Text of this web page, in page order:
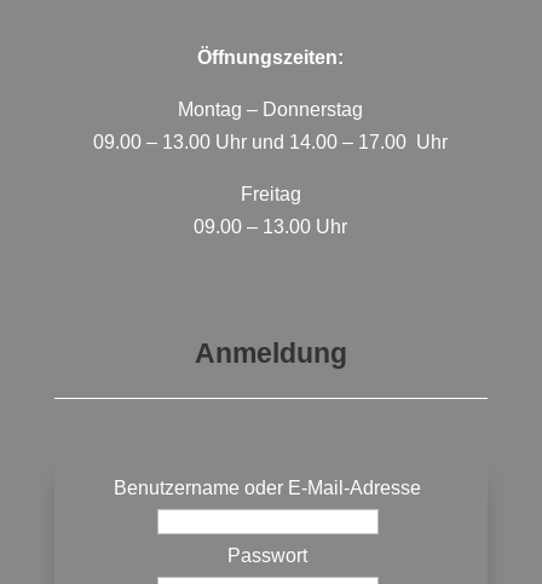
Öffnungszeiten:
Montag – Donnerstag
09.00 – 13.00 Uhr und 14.00 – 17.00 Uhr
Freitag
09.00 – 13.00 Uhr
Anmeldung
Benutzername oder E-Mail-Adresse
Passwort